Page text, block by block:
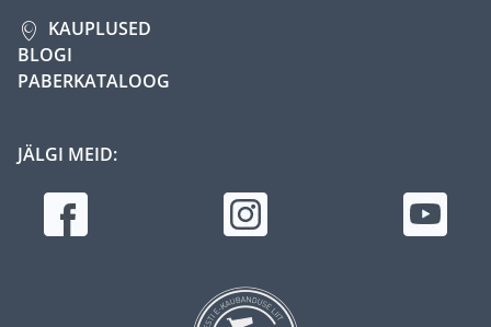
KAUPLUSED
BLOGI
PABERKATALOOG
JÄLGI MEID: